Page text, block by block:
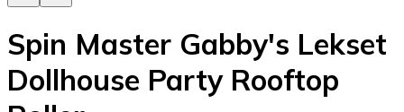
Spin Master Gabby's Lekset
Dollhouse Party Rooftop